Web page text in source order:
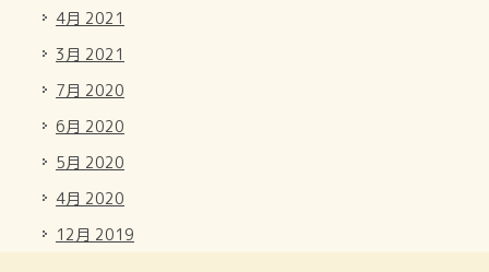
4月 2021
3月 2021
7月 2020
6月 2020
5月 2020
4月 2020
12月 2019